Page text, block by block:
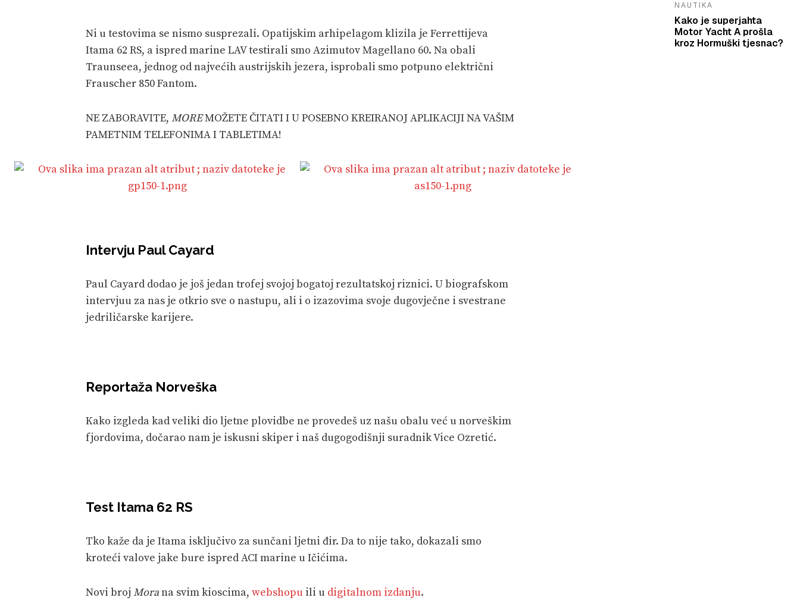
Ni u testovima se nismo susprezali. Opatijskim arhipelagom klizila je Ferrettijeva
Itama 62 RS, a ispred marine LAV testirali smo Azimutov Magellano 60. Na obali
Traunseea, jednog od najvećih austrijskih jezera, isprobali smo potpuno električni
Frauscher 850 Fantom.
NE ZABORAVITE, MOREMOŽETE ČITATI I U POSEBNO KREIRANOJ APLIKACIJI NA VAŠIM
PAMETNIM TELEFONIMA I TABLETIMA!
Intervju Paul Cayard
Paul Cayard dodao je još jedan trofej svojoj bogatoj rezultatskoj riznici. U biografskom
intervjuu za nas je otkrio sve o nastupu, ali i o izazovima svoje dugovječne i svestrane
jedriličarske karijere.
Reportaža Norveška
Kako izgleda kad veliki dio ljetne plovidbe ne provedeš uz našu obalu već u norveškim
fjordovima, dočarao nam je iskusni skiper i naš dugogodišnji suradnik Vice Ozretić.
Test Itama 62 RS
Tko kaže da je Itama isključivo za sunčani ljetni đir. Da to nije tako, dokazali smo
kroteći valove jake bure ispred ACI marine u Ičićima.
Novi broj Morana svim kioscima, webshopu ili u digitalnom izdanju.
NAUTIKA
Kako je superjahta
Motor Yacht A prošla
kroz Hormuški tjesnac?